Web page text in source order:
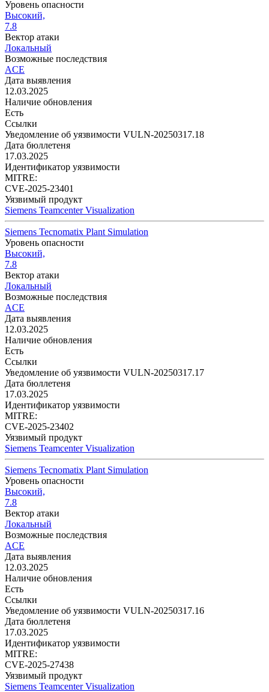
Уровень опасности
Высокий,
7.8
Вектор атаки
Локальный
Возможные последствия
ACE
Дата выявления
12.03.2025
Наличие обновления
Есть
Ссылки
Уведомление об уязвимости VULN-20250317.18
Дата бюллетеня
17.03.2025
Идентификатор уязвимости
MITRE:
CVE-2025-23401
Уязвимый продукт
Siemens Teamcenter Visualization
Siemens Tecnomatix Plant Simulation
Уровень опасности
Высокий,
7.8
Вектор атаки
Локальный
Возможные последствия
ACE
Дата выявления
12.03.2025
Наличие обновления
Есть
Ссылки
Уведомление об уязвимости VULN-20250317.17
Дата бюллетеня
17.03.2025
Идентификатор уязвимости
MITRE:
CVE-2025-23402
Уязвимый продукт
Siemens Teamcenter Visualization
Siemens Tecnomatix Plant Simulation
Уровень опасности
Высокий,
7.8
Вектор атаки
Локальный
Возможные последствия
ACE
Дата выявления
12.03.2025
Наличие обновления
Есть
Ссылки
Уведомление об уязвимости VULN-20250317.16
Дата бюллетеня
17.03.2025
Идентификатор уязвимости
MITRE:
CVE-2025-27438
Уязвимый продукт
Siemens Teamcenter Visualization